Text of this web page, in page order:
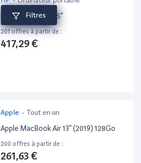
Filtres
HP ZBook 15 G6 15”
201 offres à partir de :
417,29 €
Apple - Tout en un
Apple MacBook Air 13” (2019) 128Go
200 offres à partir de :
261,63 €